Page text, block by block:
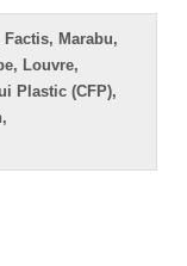
Factis, Marabu,
Louvre,
Plastic (CFP),